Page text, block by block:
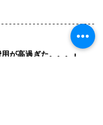
用が高過ぎた。。。』